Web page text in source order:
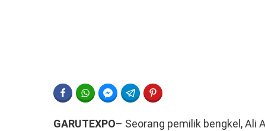
FACEBOOKWHATSAPPFACEBOOK MESSENGER
TELEGRAM
GARUTEXPO– Seorang pemilik bengkel, Ali